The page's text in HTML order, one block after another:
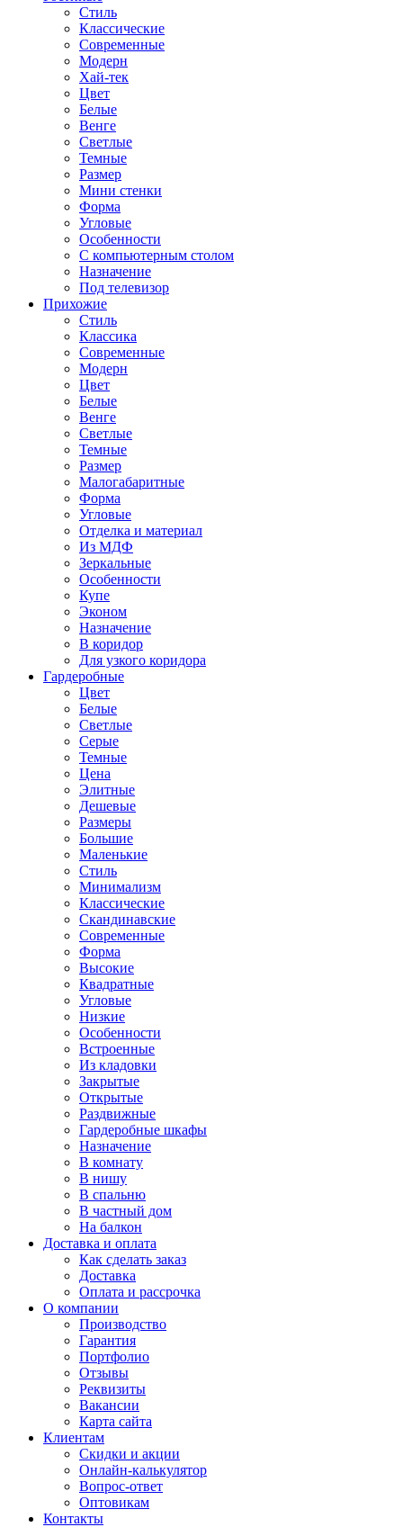
Стиль
Классические
Современные
Модерн
Хай-тек
Цвет
Белые
Венге
Светлые
Темные
Размер
Мини стенки
Форма
Угловые
Особенности
С компьютерным столом
Назначение
Под телевизор
Прихожие
Стиль
Классика
Современные
Модерн
Цвет
Белые
Венге
Светлые
Темные
Размер
Малогабаритные
Форма
Угловые
Отделка и материал
Из МДФ
Зеркальные
Особенности
Купе
Эконом
Назначение
В коридор
Для узкого коридора
Гардеробные
Цвет
Белые
Светлые
Серые
Темные
Цена
Элитные
Дешевые
Размеры
Большие
Маленькие
Стиль
Минимализм
Классические
Скандинавские
Современные
Форма
Высокие
Квадратные
Угловые
Низкие
Особенности
Встроенные
Из кладовки
Закрытые
Открытые
Раздвижные
Гардеробные шкафы
Назначение
В комнату
В нишу
В спальню
В частный дом
На балкон
Доставка и оплата
Как сделать заказ
Доставка
Оплата и рассрочка
О компании
Производство
Гарантия
Портфолио
Отзывы
Реквизиты
Вакансии
Карта сайта
Клиентам
Скидки и акции
Онлайн-калькулятор
Вопрос-ответ
Оптовикам
Контакты